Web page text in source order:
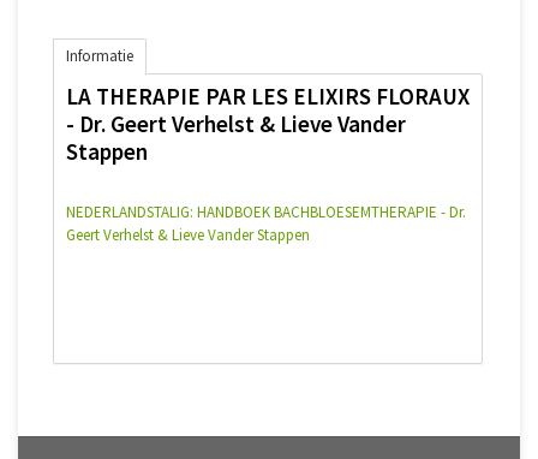
Informatie
LA THERAPIE PAR LES ELIXIRS FLORAUX
- Dr. Geert Verhelst & Lieve Vander
Stappen
NEDERLANDSTALIG: HANDBOEK BACHBLOESEMTHERAPIE - Dr.
Geert Verhelst & Lieve Vander Stappen